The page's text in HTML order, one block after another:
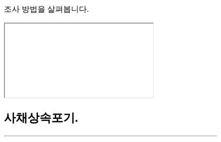
조사 방법을 살펴봅니다.
사채상속포기 .